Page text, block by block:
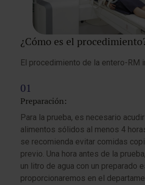
¿Cómo es el
El procedimiento de la entero-RM
Preparación:
Para la prueba, es necesario
alimentos sólidos al menos 4
se recomienda evitar comidas
previo. Una hora antes de la
un litro de agua con un preparado
proporcionaremos en el